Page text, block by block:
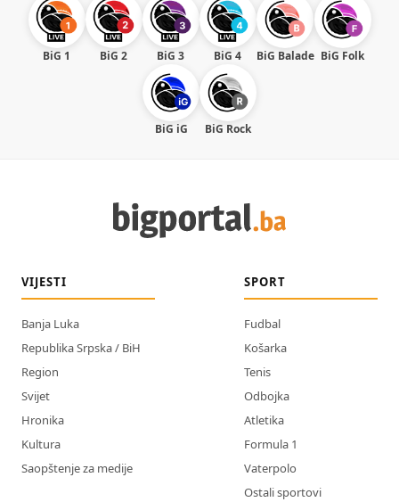
BiG 1 BiG 2 BiG 3 BiG 4 BiG Balade BiG Folk
BiG iG BiG Rock
VIJESTI
Banja Luka
Republika Srpska / BiH
Region
Svijet
Hronika
Kultura
Saopštenje za medije
SPORT
Fudbal
Košarka
Tenis
Odbojka
Atletika
Formula 1
Vaterpolo
Ostali sportovi